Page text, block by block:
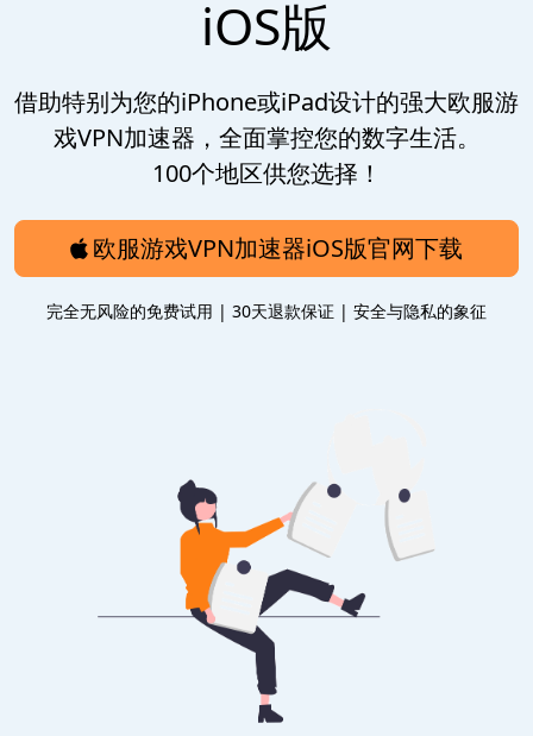
iOS版
借助特别为您的iPhone或iPad设计的强大欧服游
戏VPN加速器，全面掌控您的数字生活。
100个地区供您选择！
欧服游戏VPN加速器iOS版官网下载
完全无风险的免费试用 | 30天退款保证 | 安全与隐私的象征